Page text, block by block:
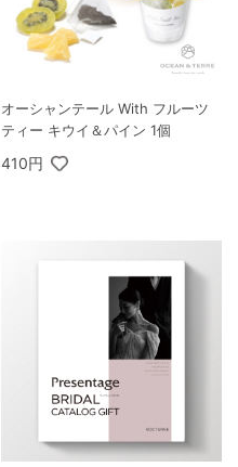
オーシャンテール With フルーツ
ティー キウイ＆パイン 1個
410円